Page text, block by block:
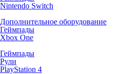
Nintendo Switch
Дополнительное оборудование
Геймпады
Xbox One
Геймпады
Рули
PlayStation 4